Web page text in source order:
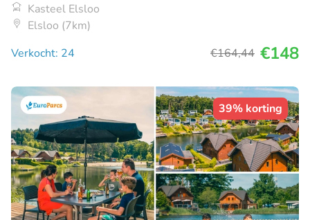
Kasteel Elsloo
Elsloo (7km)
Verkocht: 24
€164,44 €148
39% korting